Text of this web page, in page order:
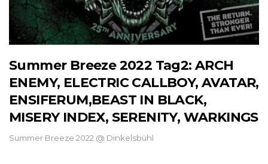
Summer Breeze 2022 Tag2: ARCH
ENEMY, ELECTRIC CALLBOY, AVATAR,
ENSIFERUM,BEAST IN BLACK,
MISERY INDEX, SERENITY, WARKINGS
Summer Breeze 2022 @ Dinkelsbühl